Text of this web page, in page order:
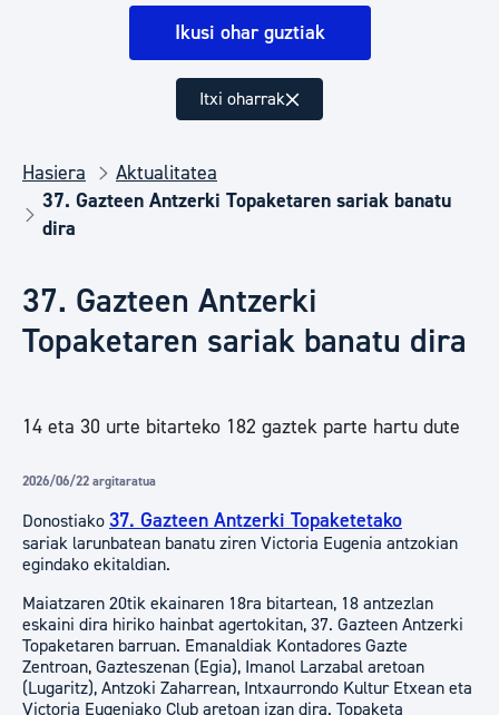
Ikusi ohar guztiak
Itxi oharrak
Hasiera
Aktualitatea
37. Gazteen Antzerki Topaketaren sariak banatu
dira
37. Gazteen Antzerki
Topaketaren sariak banatu dira
14 eta 30 urte bitarteko 182 gaztek parte hartu dute
2026/06/22 argitaratua
Donostiako 37. Gazteen Antzerki Topaketetako
sariak larunbatean banatu ziren Victoria Eugenia antzokian
egindako ekitaldian.
Maiatzaren 20tik ekainaren 18ra bitartean, 18 antzezlan
eskaini dira hiriko hainbat agertokitan, 37. Gazteen Antzerki
Topaketaren barruan. Emanaldiak Kontadores Gazte
Zentroan, Gazteszenan (Egia), Imanol Larzabal aretoan
(Lugaritz), Antzoki Zaharrean, Intxaurrondo Kultur Etxean eta
Victoria Eugeniako Club aretoan izan dira. Topaketa